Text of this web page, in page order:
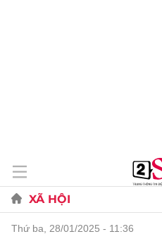
XÃ HỘI
thứ ba, 28/01/2025 - 11:36